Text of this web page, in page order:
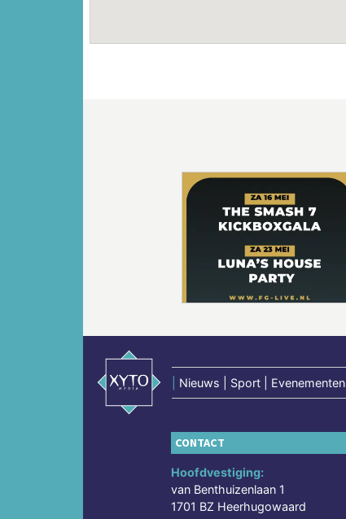
Nieuws | Sport | Evenementen
CONTACT
Hoofdvestiging:
van Benthuizenlaan 1
1701 BZ Heerhugowaard